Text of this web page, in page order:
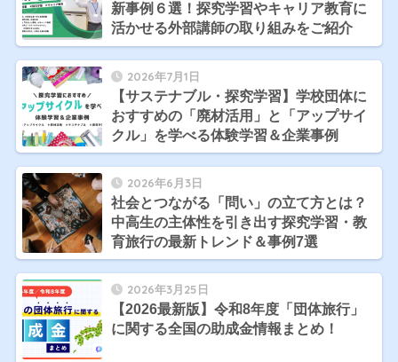
新事例６選！探究学習やキャリア教育に
活かせる外部講師の取り組みをご紹介
2026年7月1日
【サステナブル・探究学習】学校団体に
おすすめの「廃材活用」と「アップサイ
クル」を学べる体験学習＆企業事例
2026年6月3日
社会とつながる「問い」の立て方とは？
中高生の主体性を引き出す探究学習・教
育旅行の最新トレンド＆事例7選
2026年3月25日
【2026最新版】令和8年度「団体旅行」
に関する全国の助成金情報まとめ！